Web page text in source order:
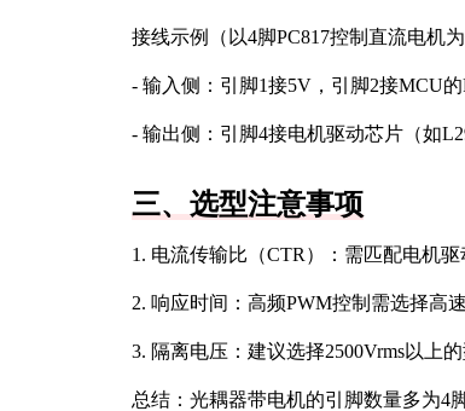
接线示例（以4脚PC817控制直流电机为
- 输入侧：引脚1接5V，引脚2接MCU的
- 输出侧：引脚4接电机驱动芯片（如
三、选型注意事项
1. 电流传输比（CTR）：需匹配电机
2. 响应时间：高频PWM控制需选择高
3. 隔离电压：建议选择2500Vrms以上
总结：光耦器带电机的引脚数量多为4